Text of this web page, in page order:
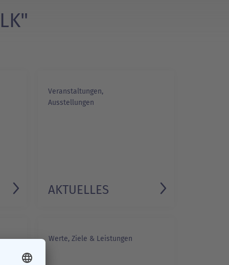
AKTUELLES
Veranstaltungen,
Ausstellungen
Werte, Ziele & Leistungen